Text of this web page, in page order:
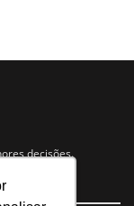
decisões.